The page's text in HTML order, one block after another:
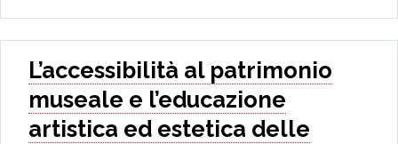
L’accessibilità al patrimonio
museale e l’educazione
artistica ed estetica delle